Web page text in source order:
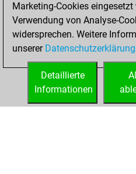
Sonntag,
You
your Fritz
Marketing-Cookies eingesetzt
Verwendung von Analyse-
widersprechen. Weitere
unserer Datenschutzerklärung
Detaillierte
Informationen